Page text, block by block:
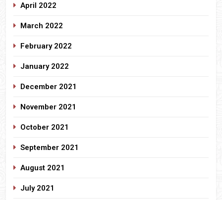
April 2022
March 2022
February 2022
January 2022
December 2021
November 2021
October 2021
September 2021
August 2021
July 2021